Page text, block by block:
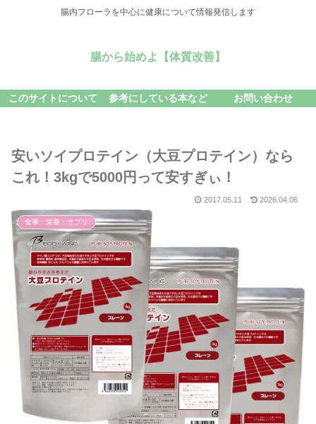
腸内フローラを中心に健康について情報発信します
腸から始めよ【体質改善】
このサイトについて 参考にしている本など お問い合わせ
安いソイプロテイン（大豆プロテイン）なら
これ！3kgで5000円って安すぎぃ！
2017.05.11 2026.04.06
食事・栄養・サプリ